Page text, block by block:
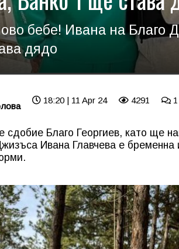
бебе! Ивана на Благо
дядо
18:20 | 11 Apr 24 4291 1
сдобие Благо Георгиев, като ще
Ивана Главчева е бременна